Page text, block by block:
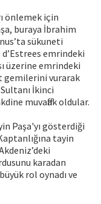
önlemek için
buraya İbrahim
sükuneti
d’Estrees emrindeki
üzerine emrindeki
gemilerini vurarak
İkinci
muvaffak oldular.
Paşa'yı gösterdiği
tayin
karadan
rol oynadı ve